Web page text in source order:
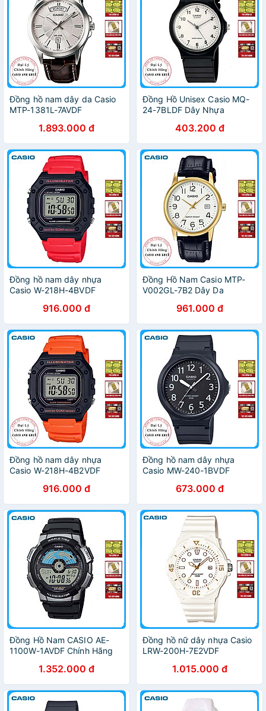
Đồng hồ nam dây da Casio
MTP-1381L-7AVDF
1.893.000 đ
Đồng Hồ Unisex Casio MQ-
24-7BLDF Dây Nhựa
403.200 đ
Đồng hồ nam dây nhựa
Casio W-218H-4BVDF
916.000 đ
Đồng Hồ Nam Casio MTP-
V002GL-7B2 Dây Da
961.000 đ
Đồng hồ nam dây nhựa
Casio W-218H-4B2VDF
916.000 đ
Đồng hồ nam dây nhựa
Casio MW-240-1BVDF
673.000 đ
Đồng Hồ Nam CASIO AE-
1100W-1AVDF Chính Hãng
1.352.000 đ
Đồng hồ nữ dây nhựa Casio
LRW-200H-7E2VDF
1.015.000 đ